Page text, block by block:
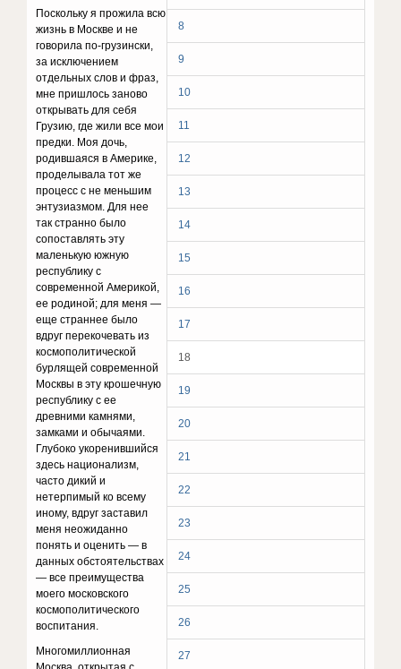
8
9
10
11
12
13
14
15
16
17
18
19
20
21
22
23
24
25
26
27
Поскольку я прожила всю
жизнь в Москве и не
говорила по-грузински,
за исключением
отдельных слов и фраз,
мне пришлось заново
открывать для себя
Грузию, где жили все мои
предки. Моя дочь,
родившаяся в Америке,
проделывала тот же
процесс с не меньшим
энтузиазмом. Для нее
так странно было
сопоставлять эту
маленькую южную
республику с
современной Америкой,
ее родиной; для меня —
еще страннее было
вдруг перекочевать из
космополитической
бурлящей современной
Москвы в эту крошечную
республику с ее
древними камнями,
замками и обычаями.
Глубоко укоренившийся
здесь национализм,
часто дикий и
нетерпимый ко всему
иному, вдруг заставил
меня неожиданно
понять и оценить — в
данных обстоятельствах
— все преимущества
моего московского
космополитического
воспитания.
Многомиллионная